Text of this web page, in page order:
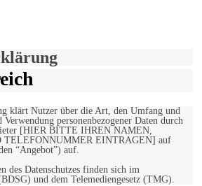
klärt Nutzer über die Art, den Umfang und
personenbezogener Daten durch
[HIER BITTE IHREN NAMEN,
TELEFONNUMMER EINTRAGEN] auf
“Angebot”) auf.
des Datenschutzes finden sich im
und dem Telemediengesetz (TMG).